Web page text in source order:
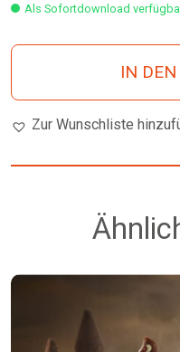
Als Sofortdownload
IN
Zur Wunschliste